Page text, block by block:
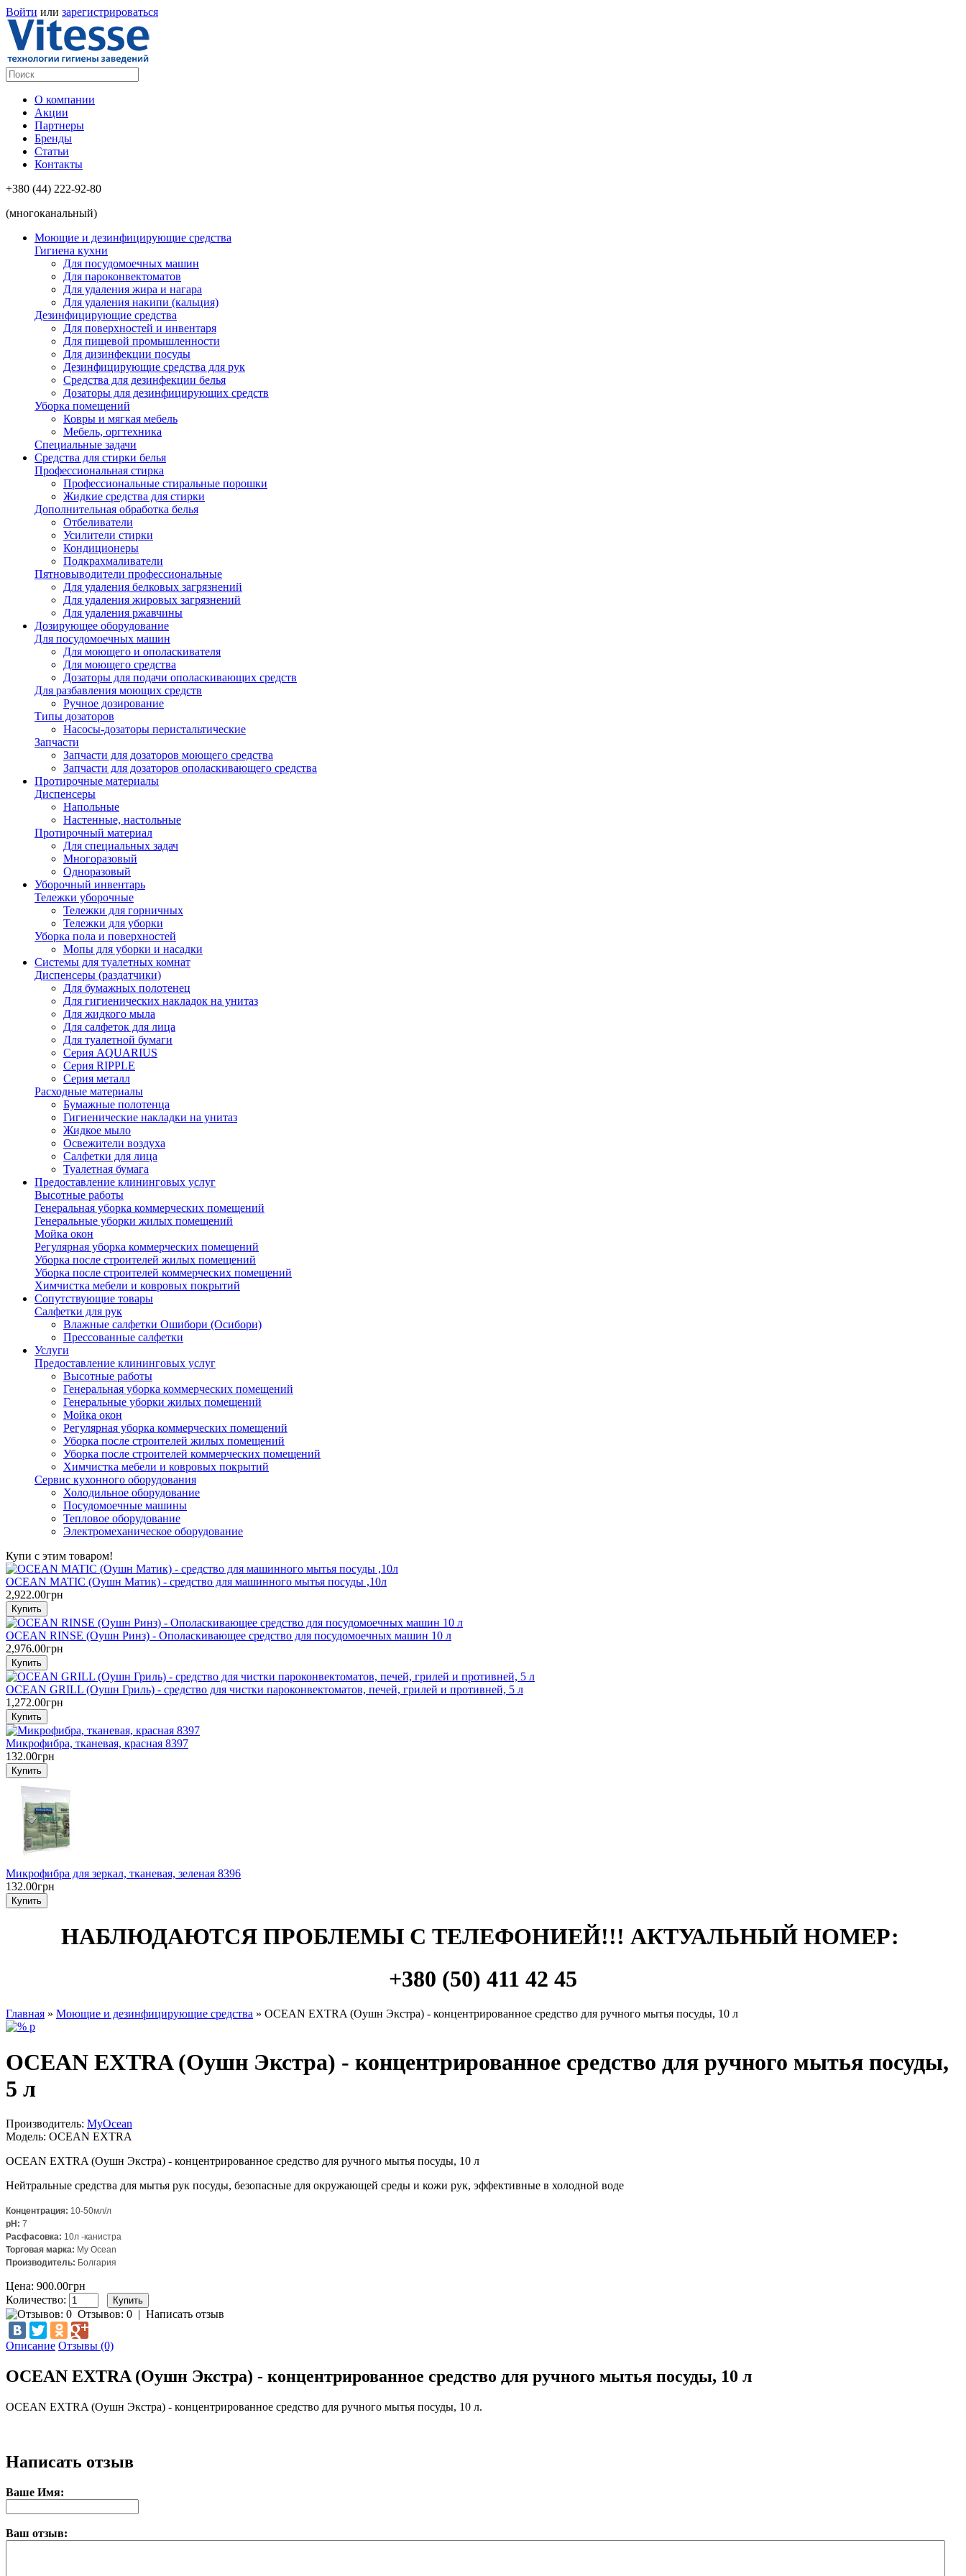
Войти или зарегистрироваться
О компании
Акции
Партнеры
Бренды
Статьи
Контакты
+380 (44) 222-92-80
(многоканальный)
Моющие и дезинфицирующие средства
Гигиена кухни
Для посудомоечных машин
Для пароконвектоматов
Для удаления жира и нагара
Для удаления накипи (кальция)
Дезинфицирующие средства
Для поверхностей и инвентаря
Для пищевой промышленности
Для дизинфекции посуды
Дезинфицирующие средства для рук
Cредства для дезинфекции белья
Дозаторы для дезинфицирующих средств
Уборка помещений
Ковры и мягкая мебель
Мебель, оргтехника
Специальные задачи
Средства для стирки белья
Профессиональная стирка
Профессиональные стиральные порошки
Жидкие средства для стирки
Дополнительная обработка белья
Отбеливатели
Усилители стирки
Кондиционеры
Подкрахмаливатели
Пятновыводители профессиональные
Для удаления белковых загрязнений
Для удаления жировых загрязнений
Для удаления ржавчины
Дозирующее оборудование
Для посудомоечных машин
Для моющего и ополаскивателя
Для моющего средства
Дозаторы для подачи ополаскивающих средств
Для разбавления моющих средств
Ручное дозирование
Типы дозаторов
Насосы-дозаторы перистальтические
Запчасти
Запчасти для дозаторов моющего средства
Запчасти для дозаторов ополаскивающего средства
Протирочные материалы
Диспенсеры
Напольные
Настенные, настольные
Протирочный материал
Для специальных задач
Многоразовый
Одноразовый
Уборочный инвентарь
Тележки уборочные
Тележки для горничных
Тележки для уборки
Уборка пола и поверхностей
Мопы для уборки и насадки
Системы для туалетных комнат
Диспенсеры (раздатчики)
Для бумажных полотенец
Для гигиенических накладок на унитаз
Для жидкого мыла
Для салфеток для лица
Для туалетной бумаги
Серия AQUARIUS
Серия RIPPLE
Серия металл
Расходные материалы
Бумажные полотенца
Гигиенические накладки на унитаз
Жидкое мыло
Освежители воздуха
Салфетки для лица
Туалетная бумага
Предоставление клининговых услуг
Высотные работы
Генеральная уборка коммерческих помещений
Генеральные уборки жилых помещений
Мойка окон
Регулярная уборка коммерческих помещений
Уборка после строителей жилых помещений
Уборка после строителей коммерческих помещений
Химчистка мебели и ковровых покрытий
Сопутствующие товары
Салфетки для рук
Влажные салфетки Ошибори (Осибори)
Прессованные салфетки
Услуги
Предоставление клининговых услуг
Высотные работы
Генеральная уборка коммерческих помещений
Генеральные уборки жилых помещений
Мойка окон
Регулярная уборка коммерческих помещений
Уборка после строителей жилых помещений
Уборка после строителей коммерческих помещений
Химчистка мебели и ковровых покрытий
Сервис кухонного оборудования
Холодильное оборудование
Посудомоечные машины
Тепловое оборудование
Электромеханическое оборудование
Купи с этим товаром!
OCEAN MATIC (Оушн Матик) - средство для машинного мытья посуды ,10л
2,922.00грн
OCEAN RINSE (Оушн Ринз) - Ополаскивающее средство для посудомоечных машин 10 л
2,976.00грн
OCEAN GRILL (Оушн Гриль) - средство для чистки пароконвектоматов, печей, грилей и противней, 5 л
1,272.00грн
Микрофибра, тканевая, красная 8397
132.00грн
Микрофибра для зеркал, тканевая, зеленая 8396
132.00грн
НАБЛЮДАЮТСЯ ПРОБЛЕМЫ С ТЕЛЕФОНИЕЙ!!! АКТУАЛЬНЫЙ НОМЕР:
+380 (50) 411 42 45
Главная » Моющие и дезинфицирующие средства » OCEAN EXTRA (Оушн Экстра) - концентрированное средство для ручного мытья посуды, 10 л
OCEAN EXTRA (Оушн Экстра) - концентрированное средство для ручного мытья посуды,
5 л
Производитель: MyOcean
Модель: OCEAN EXTRA
OCEAN EXTRA (Оушн Экстра) - концентрированное средство для ручного мытья посуды, 10 л
Нейтральные средства для мытья рук посуды, безопасные для окружающей среды и кожи рук, эффективные в холодной воде
Концентрация: 10-50мл/л
pH: 7
Расфасовка: 10л -канистра
Торговая марка: My Ocean
Производитель: Болгария
Цена: 900.00грн
Количество:
Отзывов: 0 | Написать отзыв
Описание Отзывы (0)
OCEAN EXTRA (Оушн Экстра) - концентрированное средство для ручного мытья посуды, 10 л
OCEAN EXTRA (Оушн Экстра) - концентрированное средство для ручного мытья посуды, 10 л.
Написать отзыв
Ваше Имя:
Ваш отзыв: